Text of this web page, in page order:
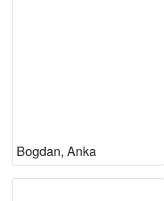
Bogdan, Anka